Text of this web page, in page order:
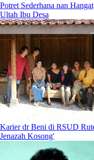
Potret Sederhana nan
Ultah Ibu Desa
Karier dr Beni di RSUD
Jenazah Kosong'